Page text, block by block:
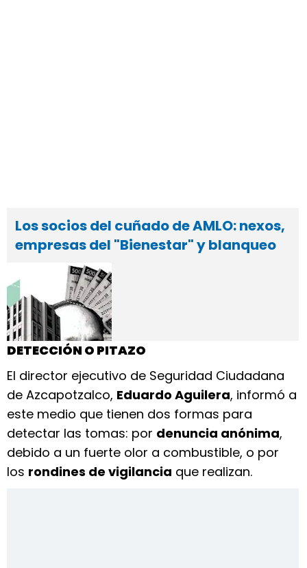
Los socios del cuñado de AMLO: nexos,
empresas del "Bienestar" y blanqueo
DETECCIÓN O PITAZO
El director ejecutivo de Seguridad Ciudadana
de Azcapotzalco, Eduardo Aguilera, informó a
este medio que tienen dos formas para
detectar las tomas: por denuncia anónima,
debido a un fuerte olor a combustible, o por
los rondines de vigilancia que realizan.